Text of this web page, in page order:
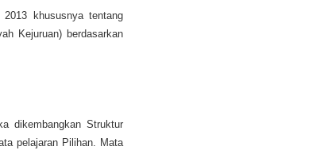
khususnya tentang
Kejuruan) berdasarkan
dikembangkan Struktur
pelajaran Pilihan. Mata